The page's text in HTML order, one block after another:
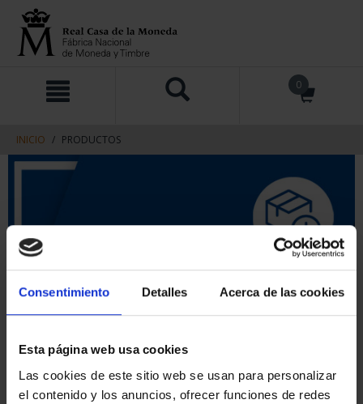
Consentimiento Detalles Acerca de las cookies
Esta página web usa cookies
Las cookies de este sitio web se usan para personalizar
el contenido y los anuncios, ofrecer funciones de redes
contenido
navegacin
0
INICIO PRODUCTOS